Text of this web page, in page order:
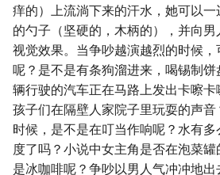
痒的）上流淌下来的汗水，她可以
的勺子（坚硬的，木柄的），并向
视觉效果。当争吵越演越烈的时候
呢？是不是有条狗溜进来，喝锡制
辆行驶的汽车正在马路上发出卡嚓
孩子们在隔壁人家院子里玩耍的声
时候，是不是在叮当作响呢？水有
度了吗？小说中女主角是否在泡菜
是冰咖啡呢？争吵以男人气冲冲地